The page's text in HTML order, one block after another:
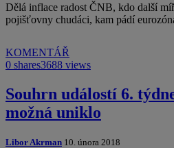
Dělá inflace radost ČNB, kdo další
pojišťovny chudáci, kam pádí
KOMENTÁŘ
0 shares3688 views
Souhrn událostí 6.
možná uniklo
Libor Akrman 10. února 2018